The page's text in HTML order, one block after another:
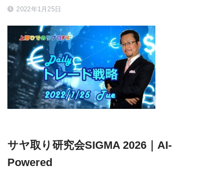
2022年1月25日
サヤ取り研究会SIGMA 2026｜AI-
Powered